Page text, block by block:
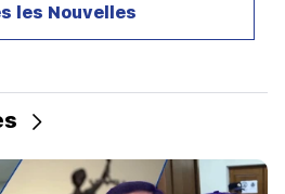
de la fusillade dans
sont connus
exigeant ? Karine
de la psyché
les Nouvelles